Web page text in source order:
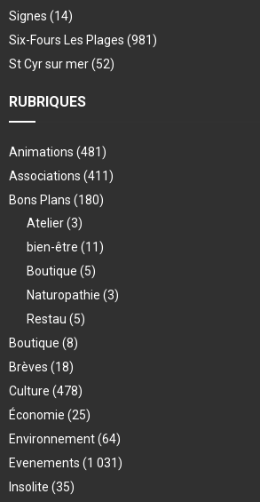
Signes (14)
Six-Fours Les Plages (981)
St Cyr sur mer(52)
RUBRIQUES
Animations (481)
Associations (411)
Bons Plans (180)
Atelier(3)
bien-être (11)
Boutique (5)
Naturopathie (3)
Restau (5)
Boutique (8)
Brèves (18)
Culture (478)
Économie (25)
Environnement(64)
Evenements (1 031)
Insolite (35)